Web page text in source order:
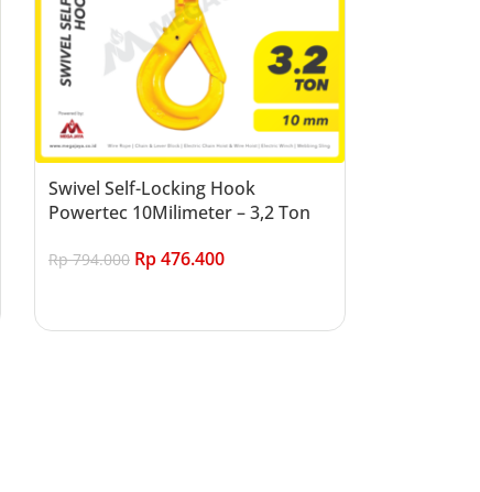
Swivel Self-Locking Hook
Powertec 10Milimeter – 3,2 Ton
Rp794.000 Rp476.400